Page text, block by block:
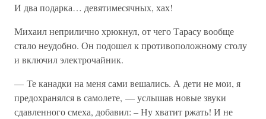
И два подарка… девятимесячных, хах!
Михаил неприлично хрюкнул, от чего Тарасу вообще
стало неудобно. Он подошел к противоположному столу
и включил электрочайник.
— Те канадки на меня сами вешались. А дети не мои, я
предохранялся в самолете, — услышав новые звуки
сдавленного смеха, добавил: – Ну хватит ржать! И не